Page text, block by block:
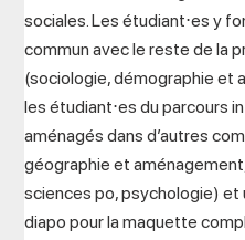
sociales. Les étudiant⋅es y
commun avec le reste de la
(sociologie, démographie et
les étudiant⋅es du parcours
aménagés dans d’autres
géographie et
sciences po, psychologie) et
diapo pour la maquette